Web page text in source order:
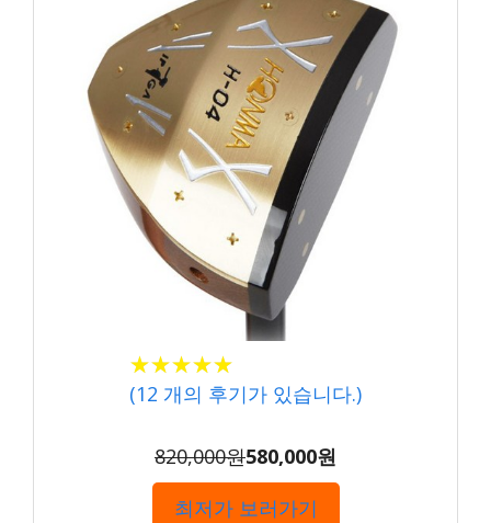
★★★★★
★★★★★
(12 개의 후기가 있습니다.)
820,000원580,000원
최저가 보러가기